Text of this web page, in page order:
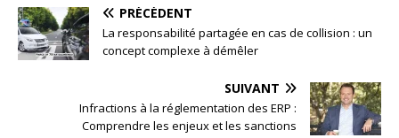
PRÉCÉDENT
La responsabilité partagée en cas de collision : un
concept complexe à démêler
SUIVANT
Infractions à la réglementation des ERP :
Comprendre les enjeux et les sanctions